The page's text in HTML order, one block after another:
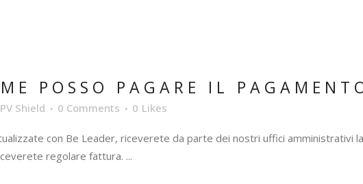
POSSO PAGARE IL
PV Shield 0 Comments 0 Likes
con Be Leader, riceverete da parte dei nostri uffici amministrativi
regolare fattura. ...